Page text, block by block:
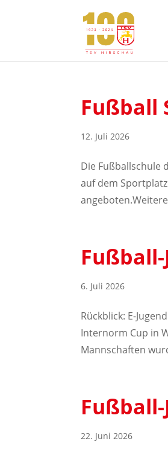
Fußball
12. Juli 2026
Die Fußballschule
auf dem
Fußball-
6. Juli 2026
Rückblick: E-
Internorm Cup in
Mannschaften
Fußball-
22. Juni 2026